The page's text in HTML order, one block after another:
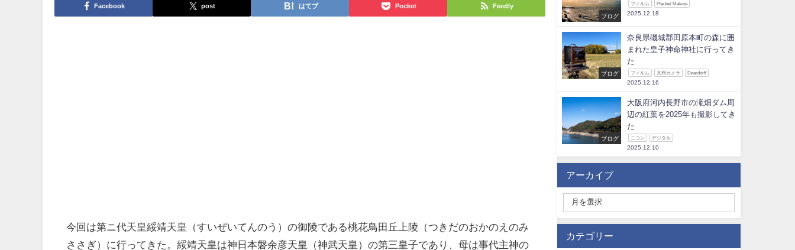
Facebook post はてブ Pocket Feedly
今回は第ニ代天皇綏靖天皇（すいぜいてんのう）の御陵である桃花鳥田丘上陵（つきだのおかのえのみ
ささぎ）に行ってきた。綏靖天皇は神日本磐余彦天皇（神武天皇）の第三皇子であり、母は事代主神の
ブログ
フィルム Plaubel Makina
2025.12.18
ブログ
奈良県磯城郡田原本町の森に囲
まれた皇子神命神社に行ってき
た
フィルム 大判カメラ Deardorff
2025.12.16
ブログ
大阪府河内長野市の滝畑ダム周
辺の紅葉を2025年も撮影してき
た
ニコン デジタル
2025.12.10
アーカイブ
カテゴリー